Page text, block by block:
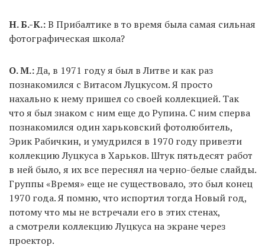
Н. Б.-К.:В Прибалтике в то время была самая сильная
фотографическая школа?
О. М.:Да, в 1971 году я был в Литве и как раз
познакомился с Витасом Луцкусом. Я просто
нахально к нему пришел со своей коллекцией. Так
что я был знаком с ним еще до Рупина. С ним сперва
познакомился один харьковский фотолюбитель,
Эрик Рабичкин, и умудрился в 1970 году привезти
коллекцию Луцкуса в Харьков. Штук пятьдесят работ
в ней было, я их все переснял на черно-белые слайды.
Группы «Время» еще не существовало, это был конец
1970 года. Я помню, что испортил тогда Новый год,
потому что мы не встречали его в этих стенах,
а смотрели коллекцию Луцкуса на экране через
проектор.